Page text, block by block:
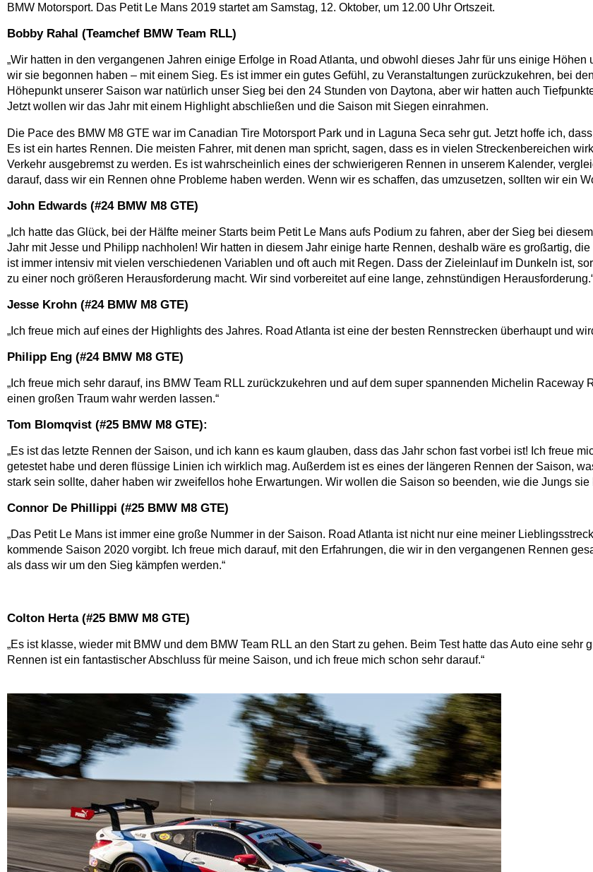
BMW Motorsport. Das Petit Le Mans 2019 startet am Samstag, 12. Oktober, um 12.00 Uhr Ortszeit.
Bobby Rahal (Teamchef BMW Team RLL)
„Wir hatten in den vergangenen Jahren einige Erfolge in Road Atlanta, und obwohl dieses Jahr für uns einige
wir sie begonnen haben – mit einem Sieg. Es ist immer ein gutes Gefühl, zu Veranstaltungen zurückzukehren, bei
Höhepunkt unserer Saison war natürlich unser Sieg bei den 24 Stunden von Daytona, aber wir hatten auch
Jetzt wollen wir das Jahr mit einem Highlight abschließen und die Saison mit Siegen einrahmen.
Die Pace des BMW M8 GTE war im Canadian Tire Motorsport Park und in Laguna Seca sehr gut. Jetzt hoffe ich,
Es ist ein hartes Rennen. Die meisten Fahrer, mit denen man spricht, sagen, dass es in vielen Streckenbereichen
Verkehr ausgebremst zu werden. Es ist wahrscheinlich eines der schwierigeren Rennen in unserem Kalender,
darauf, dass wir ein Rennen ohne Probleme haben werden. Wenn wir es schaffen, das umzusetzen, sollten wir ein
John Edwards (#24 BMW M8 GTE)
„Ich hatte das Glück, bei der Hälfte meiner Starts beim Petit Le Mans aufs Podium zu fahren, aber der Sieg bei
Jahr mit Jesse und Philipp nachholen! Wir hatten in diesem Jahr einige harte Rennen, deshalb wäre es großartig,
ist immer intensiv mit vielen verschiedenen Variablen und oft auch mit Regen. Dass der Zieleinlauf im Dunkeln ist,
zu einer noch größeren Herausforderung macht. Wir sind vorbereitet auf eine lange, zehnstündigen
Jesse Krohn (#24 BMW M8 GTE)
„Ich freue mich auf eines der Highlights des Jahres. Road Atlanta ist eine der besten Rennstrecken überhaupt und
Philipp Eng (#24 BMW M8 GTE)
„Ich freue mich sehr darauf, ins BMW Team RLL zurückzukehren und auf dem super spannenden Michelin
einen großen Traum wahr werden lassen.“
Tom Blomqvist (#25 BMW M8 GTE):
„Es ist das letzte Rennen der Saison, und ich kann es kaum glauben, dass das Jahr schon fast vorbei ist! Ich freue
getestet habe und deren flüssige Linien ich wirklich mag. Außerdem ist es eines der längeren Rennen der Saison,
stark sein sollte, daher haben wir zweifellos hohe Erwartungen. Wir wollen die Saison so beenden, wie die Jungs sie
Connor De Phillippi (#25 BMW M8 GTE)
„Das Petit Le Mans ist immer eine große Nummer in der Saison. Road Atlanta ist nicht nur eine meiner
kommende Saison 2020 vorgibt. Ich freue mich darauf, mit den Erfahrungen, die wir in den vergangenen Rennen
als dass wir um den Sieg kämpfen werden.“
Colton Herta (#25 BMW M8 GTE)
„Es ist klasse, wieder mit BMW und dem BMW Team RLL an den Start zu gehen. Beim Test hatte das Auto eine
Rennen ist ein fantastischer Abschluss für meine Saison, und ich freue mich schon sehr darauf.“